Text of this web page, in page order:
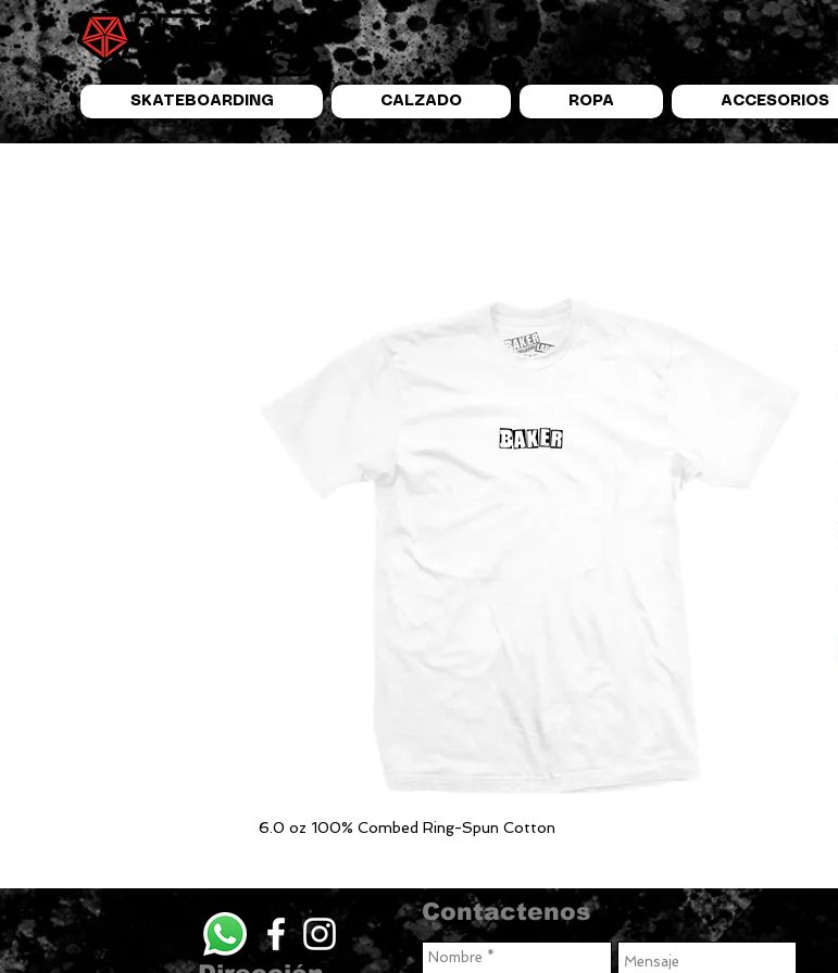
SKATEBOARDING CALZADO ROPA ACCESORIOS
6.0 oz 100% Combed Ring-Spun Cotton
Contactenos